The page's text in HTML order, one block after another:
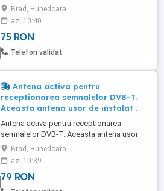
-20:+70C Acuratete temperatura : 1C Umiditate
Acuratete umiditate : 5%RH Baterie : 1x AG10
pachet) Aparatul este nou în ambalajul original
producătorului
Brad, Hunedoara
azi 10:40
75 RON
Telefon validat
Antena activa pentru
receptionarea semnalelor DVB-T.
Aceasta antena usor de instalat .
Antena activa pentru receptionarea
semnalelor DVB-T. Aceasta antena usor
de instalat este potrivita pentru toate
receptoarele DVB-T cu 5V 30 mA cu
alimentare prin cablu HF. Gama de
frecventa: 174~230/470~862 MHz Reglaj:
18 dB/15 dB.Produsul este nou,sigilat in
Brad, Hunedoara
azi 10:39
79 RON